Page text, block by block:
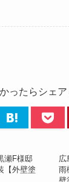
ったらシェア
瀬F様邸
【外壁塗
広
雨